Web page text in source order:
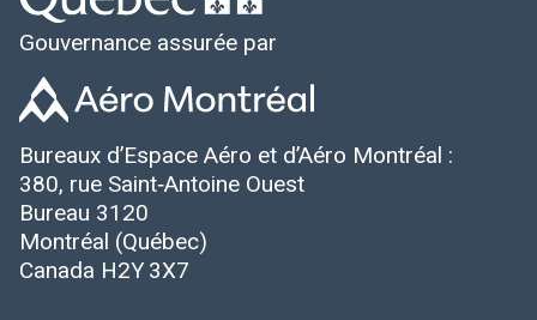
Gouvernance assurée par
Bureaux d’Espace Aéro et d’Aéro Montréal :
380, rue Saint‑Antoine Ouest
Bureau 3120
Montréal (Québec)
Canada H2Y 3X7